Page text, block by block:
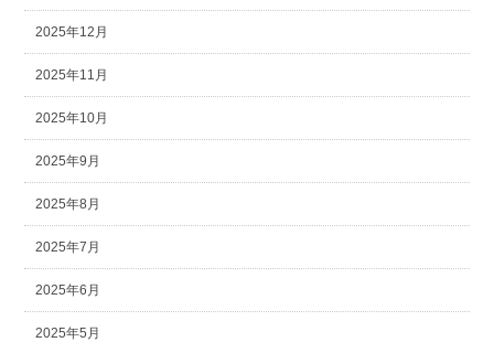
2025年12月
2025年11月
2025年10月
2025年9月
2025年8月
2025年7月
2025年6月
2025年5月